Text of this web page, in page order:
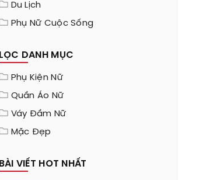
Du Lịch
Phụ Nữ Cuộc Sống
LỌC DANH MỤC
Phụ Kiện Nữ
Quần Áo Nữ
Váy Đầm Nữ
Mặc Đẹp
BÀI VIẾT HOT NHẤT